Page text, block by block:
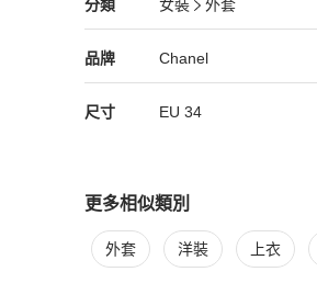
26% 丙烯酸纖維
11% 亞麻
內襯
分類 女裝
外套
女裝/外套推薦
品牌
Chanel 精品女裝品牌介紹
Chanel
Chanel 推薦清單
尺寸 EU 34
更多相似類別
更多 Chanel 女裝 相似商品推薦
外套 洋裝 上衣